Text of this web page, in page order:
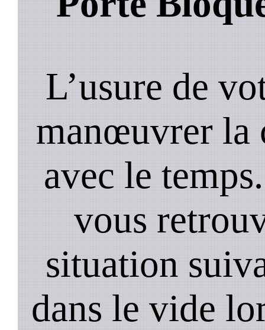
L’usure de
manœuvrer la
avec le
vous
situation
dans le vide